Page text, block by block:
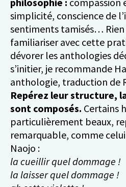
simplicité, conscience de
sentiments tamisés… Rien
familiariser avec cette
dévorer les anthologies
s’initier, je recommande
anthologie, traduction de
Repérez leur structure,
sont composés. Certains
particulièrement beaux,
remarquable, comme
Naojo :
la cueillir quel dommage !
la laisser quel dommage !